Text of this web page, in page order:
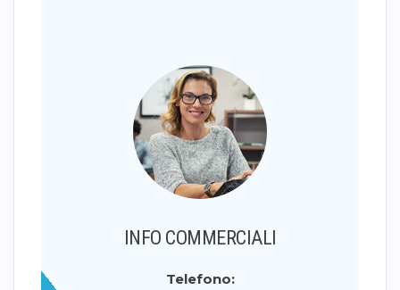
INFO COMMERCIALI
Telefono: